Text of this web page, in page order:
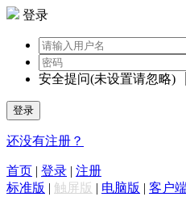
登录
安全提问(未设置请忽略)
登录
还没有注册？
首页 | 登录 | 注册
标准版 | 触屏版 | 电脑版 | 客户